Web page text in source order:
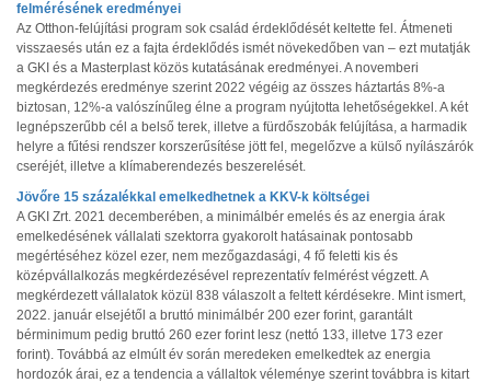
felmérésének eredményei
Az Otthon-felújítási program sok család érdeklődését keltette fel. Átmeneti
visszaesés után ez a fajta érdeklődés ismét növekedőben van – ezt mutatják
a GKI és a Masterplast közös kutatásának eredményei. A novemberi
megkérdezés eredménye szerint 2022 végéig az összes háztartás 8%-a
biztosan, 12%-a valószínűleg élne a program nyújtotta lehetőségekkel. A két
legnépszerűbb cél a belső terek, illetve a fürdőszobák felújítása, a harmadik
helyre a fűtési rendszer korszerűsítése jött fel, megelőzve a külső nyílászárók
cseréjét, illetve a klímaberendezés beszerelését.
Jövőre 15 százalékkal emelkedhetnek a KKV-k költségei
A GKI Zrt. 2021 decemberében, a minimálbér emelés és az energia árak
emelkedésének vállalati szektorra gyakorolt hatásainak pontosabb
megértéséhez közel ezer, nem mezőgazdasági, 4 fő feletti kis és
középvállalkozás megkérdezésével reprezentatív felmérést végzett. A
megkérdezett vállalatok közül 838 válaszolt a feltett kérdésekre. Mint ismert,
2022. január elsejétől a bruttó minimálbér 200 ezer forint, garantált
bérminimum pedig bruttó 260 ezer forint lesz (nettó 133, illetve 173 ezer
forint). Továbbá az elmúlt év során meredeken emelkedtek az energia
hordozók árai, ez a tendencia a vállaltok véleménye szerint továbbra is kitart